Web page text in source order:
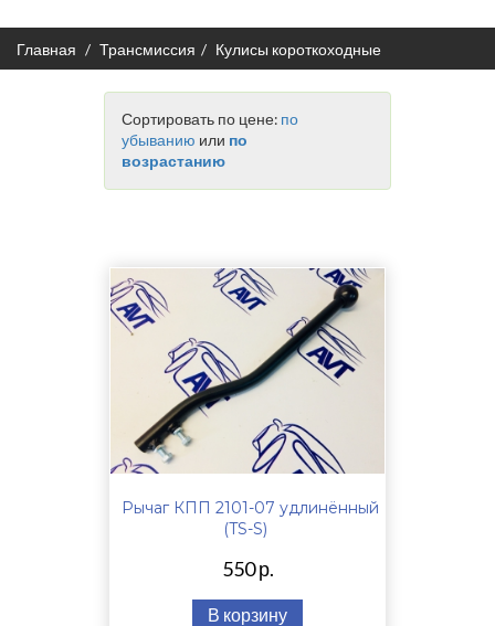
Главная Трансмиссия Кулисы короткоходные
Сортировать по цене: по
убыванию или по
возрастанию
Рычаг КПП 2101-07 удлинённый
(TS-S)
550 р.
В корзину